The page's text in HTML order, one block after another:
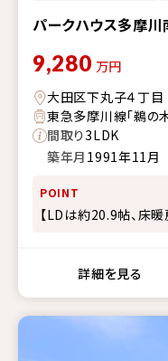
パークハウス多摩
9,280 万円
大田区下丸子４丁目
東急多摩川線「鵜
間取り3LDK
築年月 1991年11月
POINT
【LDは約20.9帖、床
詳細を見る